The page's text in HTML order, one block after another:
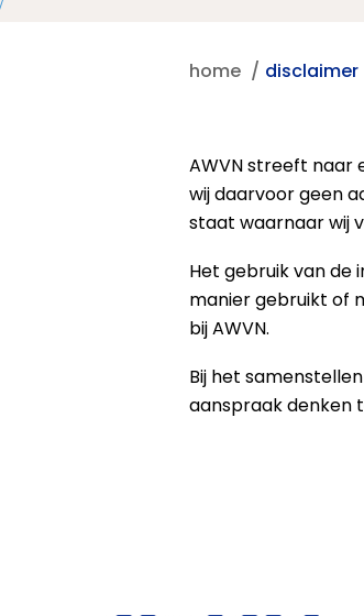
home disclaimer
AWVN streeft naar
wij daarvoor geen
staat waarnaar wij
Het gebruik van de
manier gebruikt of
bij AWVN.
Bij het
aanspraak denken